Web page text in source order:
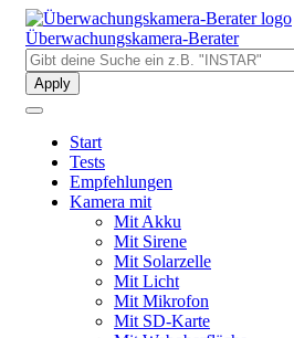
Direkt
zum
Inhalt
Überwachungskamera-Berater
Start
Tests
Empfehlungen
Kamera mit
Mit Akku
Mit Sirene
Mit Solarzelle
Mit Licht
Mit Mikrofon
Mit SD-Karte